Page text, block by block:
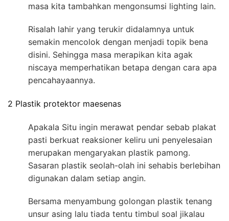
masa kita tambahkan mengonsumsi lighting lain.
Risalah lahir yang terukir didalamnya untuk
semakin mencolok dengan menjadi topik bena
disini. Sehingga masa merapikan kita agak
niscaya memperhatikan betapa dengan cara apa
pencahayaannya.
2 Plastik protektor maesenas
Apakala Situ ingin merawat pendar sebab plakat
pasti berkuat reaksioner keliru uni penyelesaian
merupakan mengaryakan plastik pamong.
Sasaran plastik seolah-olah ini sehabis berlebihan
digunakan dalam setiap angin.
Bersama menyambung golongan plastik tenang
unsur asing lalu tiada tentu timbul soal jikalau